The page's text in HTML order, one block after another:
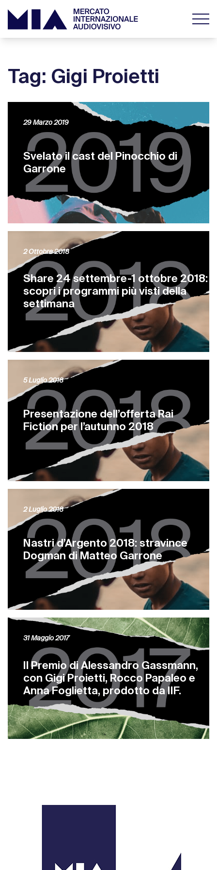
Tag: Gigi Proietti
Svelato il cast del Pinocchio di
Garrone
29 Marzo 2019
Share 24 settembre-1 ottobre 2018:
scopri i programmi più visti della
settimana
2 Ottobre 2018
Presentazione dell’offerta Rai
Fiction per l’autunno 2018
5 Luglio 2018
Nastri d’Argento 2018: stravince
Dogman di Matteo Garrone
2 Luglio 2018
Il Premio di Alessandro Gassmann,
con Gigi Proietti, Rocco Papaleo e
Anna Foglietta, prodotto da IIF.
31 Maggio 2017